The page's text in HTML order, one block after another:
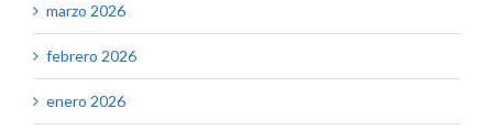
marzo 2026
febrero 2026
enero 2026